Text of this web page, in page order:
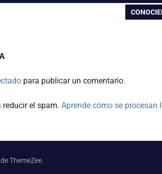
ENTRADA
para publicar un comentario.
reducir el spam. Aprende cómo se
ThemeZee.